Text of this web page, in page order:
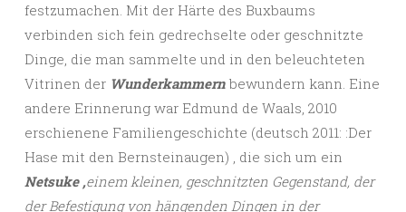
festzumachen. Mit der Härte des Buxbaums
verbinden sich fein gedrechselte oder geschnitzte
Dinge, die man sammelte und in den beleuchteten
Vitrinen der Wunderkammern bewundern kann. Eine
andere Erinnerung war Edmund de Waals, 2010
erschienene Familiengeschichte (deutsch 2011: :Der
Hase mit den Bernsteinaugen) , die sich um ein
Netsuke ,einem kleinen, geschnitzten Gegenstand, der
der Befestigung von hängenden Dingen in der